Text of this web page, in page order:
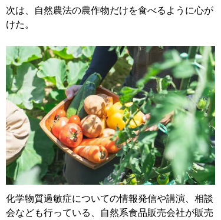
次は、自然農法の農作物だけを食べるように心が
けた。
化学物質過敏症についての情報発信や講演、相談
会なども行っている、自然系食品販売会社が販売